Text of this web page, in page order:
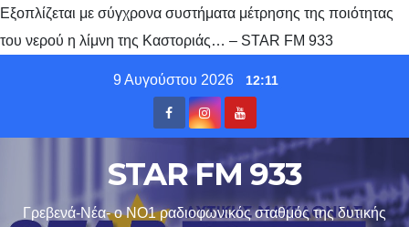
Εξοπλίζεται με σύγχρονα συστήματα μέτρησης της ποιότητας
του νερού η λίμνη της Καστοριάς… – STAR FM 933
9 Αυγούστου 2026 12:11
STAR FM 933
Γρεβενά-Νέα- ο ΝΟ1 ραδιοφωνικός σταθμός της δυτικής